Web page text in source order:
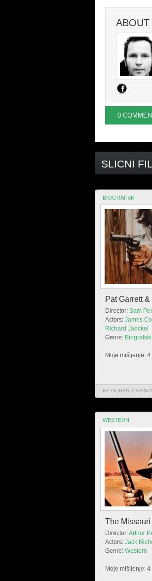
ABOUT
0
SLICNI
BIOGRAFSKI
Pat Garrett
Director: Sam
Actors: James
Richard Jaeckel
Genre: Biografski
Moje mišljenje:
BY GORAN
WESTERN
The
Director:Arthur
Actors: Jack
Genre: Western
Moje mišljenje: